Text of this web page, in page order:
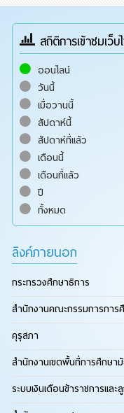
สถิติการเข้าชมเว็บ
ออนไลน์
วันนี้
เมื่อวานนี้
สัปดาห์นี้
สัปดาห์ที่แล้ว
เดือนนี้
เดือนที่แล้ว
ปี
ทั้งหมด
ลิงค์ภายนอก
กระทรวงศึกษาธิการ
สำนักงานคณะกรรมการการ
คุรุสภา
สำนักงานเขตพื้นที่การศึกษ
ระบบเงินเดือนข้าราชการและ